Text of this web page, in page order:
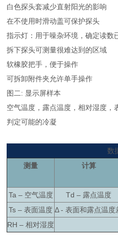
白色探头套减少直射阳光的影响
在不使用时滑动盖可保护探头
指示灯：用于噪杂环境，确定读数
拆下探头可测量很难达到的区域
软橡胶把手，便于操作
可拆卸附件夹允许单手操作
图二: 显示屏样本
空气温度，露点温度，相对湿度，
判定可能的冷凝
数
测量
计算
Ta – 空气温度
Td – 露点温度
Ts – 表面温度 Δ - 表面和露点温度
RH – 相对湿度